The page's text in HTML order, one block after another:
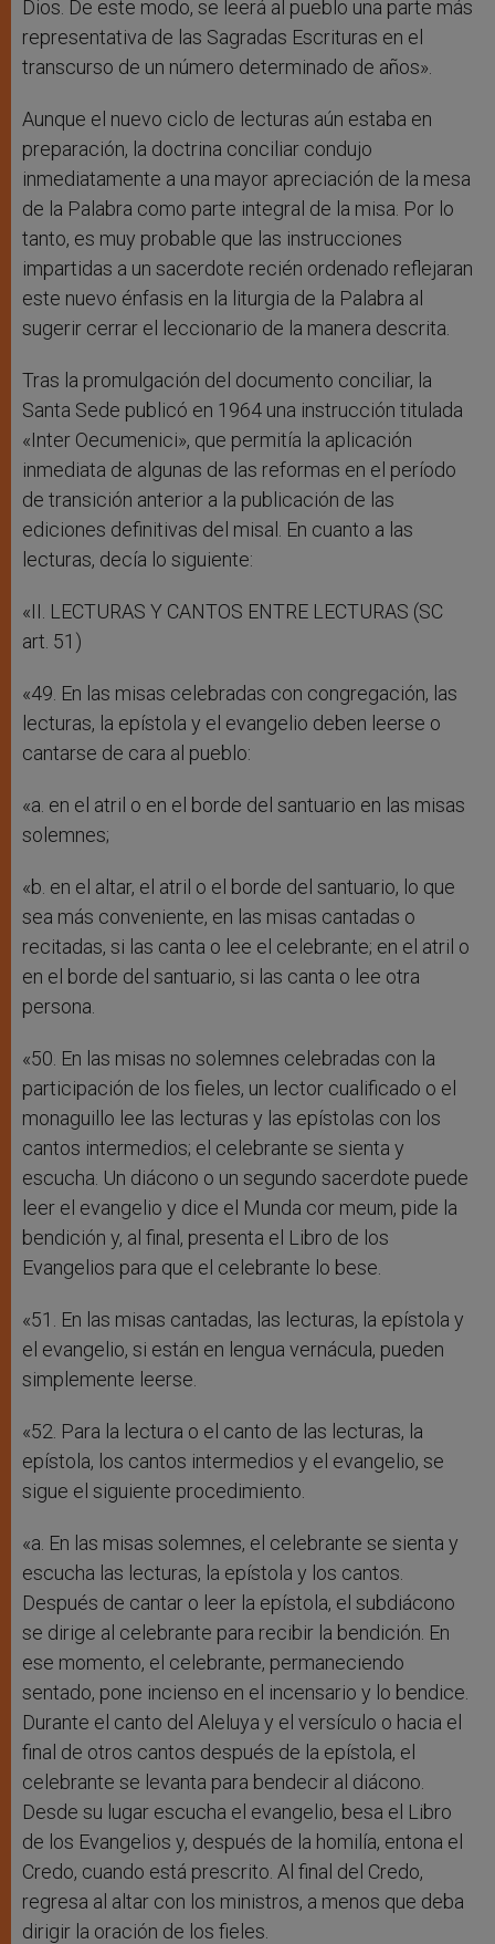
Dios. De este modo, se leerá al pueblo una parte más
representativa de las Sagradas Escrituras en el
transcurso de un número determinado de años».
Aunque el nuevo ciclo de lecturas aún estaba en
preparación, la doctrina conciliar condujo
inmediatamente a una mayor apreciación de la mesa
de la Palabra como parte integral de la misa. Por lo
tanto, es muy probable que las instrucciones
impartidas a un sacerdote recién ordenado reflejaran
este nuevo énfasis en la liturgia de la Palabra al
sugerir cerrar el leccionario de la manera descrita.
Tras la promulgación del documento conciliar, la
Santa Sede publicó en 1964 una instrucción titulada
«Inter Oecumenici», que permitía la aplicación
inmediata de algunas de las reformas en el período
de transición anterior a la publicación de las
ediciones definitivas del misal. En cuanto a las
lecturas, decía lo siguiente:
«II. LECTURAS Y CANTOS ENTRE LECTURAS (SC
art. 51)
«49. En las misas celebradas con congregación, las
lecturas, la epístola y el evangelio deben leerse o
cantarse de cara al pueblo:
«a. en el atril o en el borde del santuario en las misas
solemnes;
«b. en el altar, el atril o el borde del santuario, lo que
sea más conveniente, en las misas cantadas o
recitadas, si las canta o lee el celebrante; en el atril o
en el borde del santuario, si las canta o lee otra
persona.
«50. En las misas no solemnes celebradas con la
participación de los fieles, un lector cualificado o el
monaguillo lee las lecturas y las epístolas con los
cantos intermedios; el celebrante se sienta y
escucha. Un diácono o un segundo sacerdote puede
leer el evangelio y dice el Munda cor meum, pide la
bendición y, al final, presenta el Libro de los
Evangelios para que el celebrante lo bese.
«51. En las misas cantadas, las lecturas, la epístola y
el evangelio, si están en lengua vernácula, pueden
simplemente leerse.
«52. Para la lectura o el canto de las lecturas, la
epístola, los cantos intermedios y el evangelio, se
sigue el siguiente procedimiento.
«a. En las misas solemnes, el celebrante se sienta y
escucha las lecturas, la epístola y los cantos.
Después de cantar o leer la epístola, el subdiácono
se dirige al celebrante para recibir la bendición. En
ese momento, el celebrante, permaneciendo
sentado, pone incienso en el incensario y lo bendice.
Durante el canto del Aleluya y el versículo o hacia el
final de otros cantos después de la epístola, el
celebrante se levanta para bendecir al diácono.
Desde su lugar escucha el evangelio, besa el Libro
de los Evangelios y, después de la homilía, entona el
Credo, cuando está prescrito. Al final del Credo,
regresa al altar con los ministros, a menos que deba
dirigir la oración de los fieles.